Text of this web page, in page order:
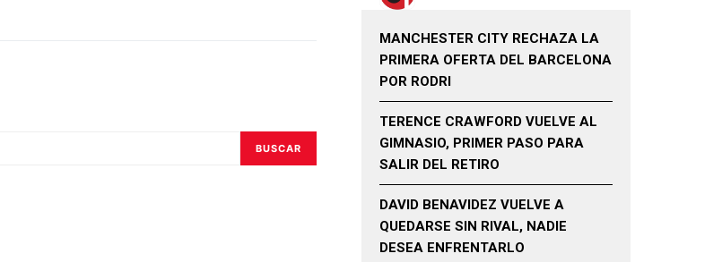
BUSCAR
MANCHESTER CITY RECHAZA LA
PRIMERA OFERTA DEL BARCELONA
POR RODRI
TERENCE CRAWFORD VUELVE AL
GIMNASIO, PRIMER PASO PARA
SALIR DEL RETIRO
DAVID BENAVIDEZ VUELVE A
QUEDARSE SIN RIVAL, NADIE
DESEA ENFRENTARLO